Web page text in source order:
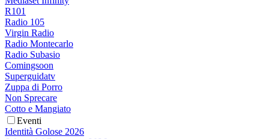
R101
Radio 105
Virgin Radio
Radio Montecarlo
Radio Subasio
Comingsoon
Superguidatv
Zuppa di Porro
Non Sprecare
Cotto e Mangiato
Eventi
Identità Golose 2026